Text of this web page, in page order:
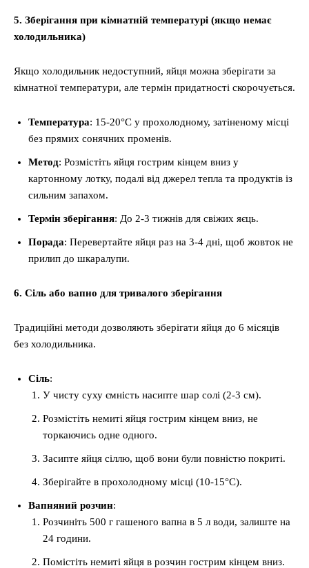
5. Зберігання при кімнатній температурі (якщо немає
холодильника)
Якщо холодильник недоступний, яйця можна зберігати за
кімнатної температури, але термін придатності скорочується.
Температура: 15-20°C у прохолодному, затіненому місці
без прямих сонячних променів.
Метод: Розмістіть яйця гострим кінцем вниз у
картонному лотку, подалі від джерел тепла та продуктів із
сильним запахом.
Термін зберігання: До 2-3 тижнів для свіжих яєць.
Порада: Перевертайте яйця раз на 3-4 дні, щоб жовток не
прилип до шкаралупи.
6. Сіль або вапно для тривалого зберігання
Традиційні методи дозволяють зберігати яйця до 6 місяців
без холодильника.
Сіль:
У чисту суху ємність насипте шар солі (2-3 см).
Розмістіть немиті яйця гострим кінцем вниз, не
торкаючись одне одного.
Засипте яйця сіллю, щоб вони були повністю покриті.
Зберігайте в прохолодному місці (10-15°C).
Вапняний розчин:
Розчиніть 500 г гашеного вапна в 5 л води, залиште на
24 години.
Помістіть немиті яйця в розчин гострим кінцем вниз.